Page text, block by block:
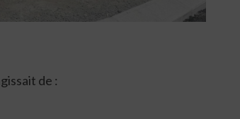
de :